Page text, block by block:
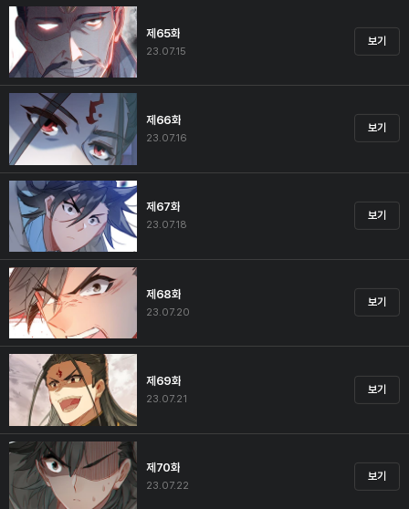
제65화
23.07.15
보기
제66화
23.07.16
보기
제67화
23.07.18
보기
제68화
23.07.20
보기
제69화
23.07.21
보기
제70화
23.07.22
보기